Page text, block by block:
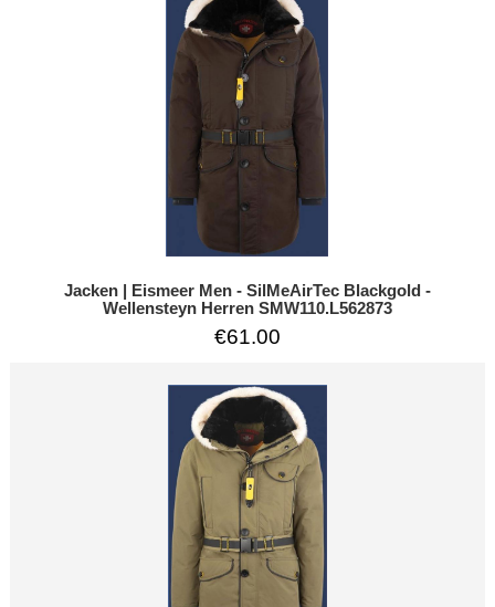
Jacken | Eismeer Men - SilMeAirTec Blackgold -
Wellensteyn Herren SMW110.L562873
€61.00